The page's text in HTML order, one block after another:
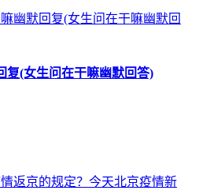
复(女生问在干嘛幽默回答)